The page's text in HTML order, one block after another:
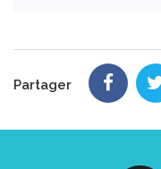
Partager